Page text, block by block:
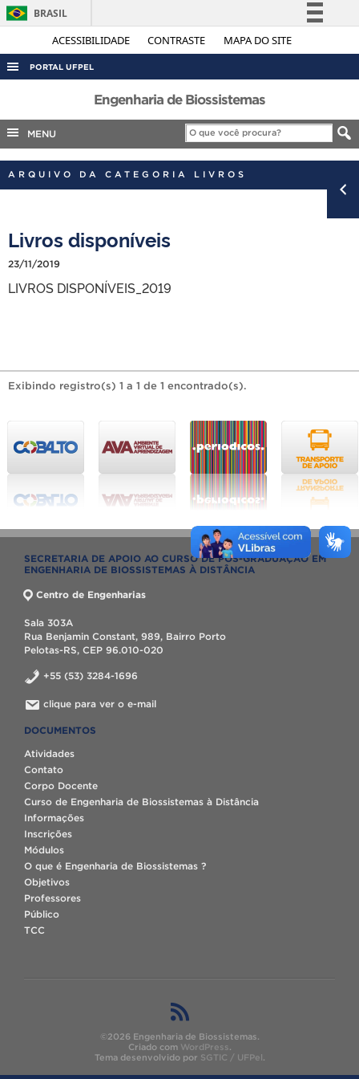
ACESSIBILIDADE CONTRASTE MAPA DO SITE
BRASIL
Simplifique!
Legislação
Canais
PORTAL UFPEL
ACESSO À INFORMAÇÃO
AUDITORIA
COBALTO
CONCURSOS
OUVIDORIA
PORTARIAS
Engenharia de Biossistemas
MENU
ARQUIVO DA CATEGORIA LIVROS
Livros disponíveis
23/11/2019
LIVROS DISPONÍVEIS_2019
Exibindo registro(s) 1 a 1 de 1 encontrado(s).
SECRETARIA DE APOIO AO CURSO DE PÓS-GRADUAÇÃO EM
ENGENHARIA DE BIOSSISTEMAS À DISTÂNCIA
Centro de Engenharias
Sala 303A
Rua Benjamin Constant, 989, Bairro Porto
Pelotas-RS, CEP 96.010-020
+55 (53) 3284-1696
clique para ver o e-mail
DOCUMENTOS
Atividades
Contato
Corpo Docente
Curso de Engenharia de Biossistemas à Distância
Informações
Inscrições
Módulos
O que é Engenharia de Biossistemas ?
Objetivos
Professores
Público
TCC
©2026 Engenharia de Biossistemas.
Criado com WordPress.
Tema desenvolvido por SGTIC / UFPel.